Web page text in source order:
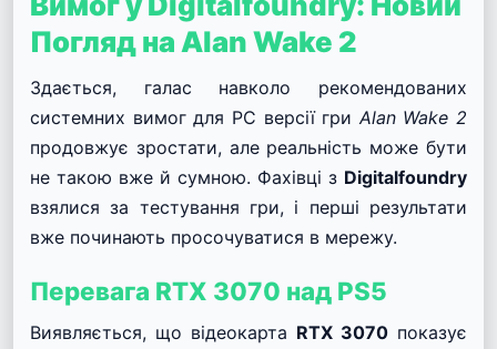
Погляд на Alan Wake 2
Здається, галас навколо рекомендованих
системних вимог для PC версії гри Alan Wake 2
продовжує зростати, але реальність може бути
не такою вже й сумною. Фахівці з Digitalfoundry
взялися за тестування гри, і перші результати
вже починають просочуватися в мережу.
Перевага RTX 3070 над PS5
Виявляється, що відеокарта RTX 3070 показує